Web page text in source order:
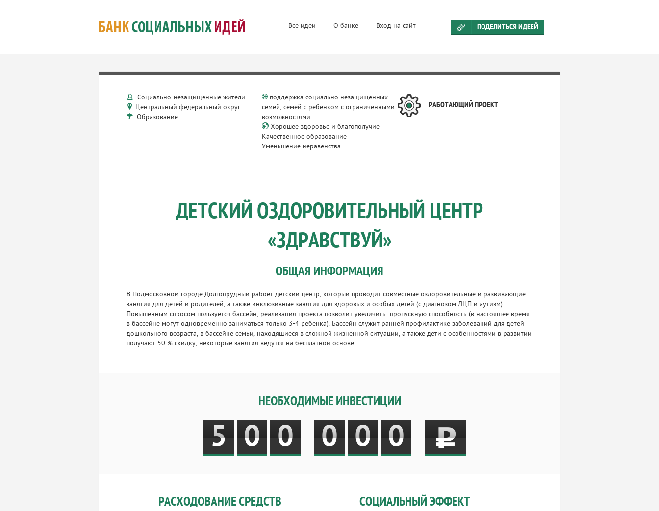
Все идеи О банке Вход на сайт ПОДЕЛИТЬСЯ ИДЕЕЙ
Социально-незащищенные жители
Центральный федеральный округ
Образование
поддержка социально незащищенных
семей, семей с ребенком с ограниченными
возможностями
Хорошее здоровье и благополучие
Качественное образование
Уменьшение неравенства
РАБОТАЮЩИЙ ПРОЕКТ
ДЕТСКИЙ ОЗДОРОВИТЕЛЬНЫЙ ЦЕНТР
«ЗДРАВСТВУЙ»
ОБЩАЯ ИНФОРМАЦИЯ
В Подмосковном городе Долгопрудный рабоет детский центр, который проводит совместные оздоровительные и развивающие
занятия для детей и родителей, а также инклюзивные занятия для здоровых и особых детей (с диагнозом ДЦП и аутизм).
Повышенным спросом пользуется бассейн, реализация проекта позволит увеличить пропускную способность (в настоящее время
в бассейне могут одновременно заниматься только 3-4 ребенка). Бассейн служит ранней профилактике заболеваний для детей
дошкольного возраста, в бассейне семьи, находящиеся в сложной жизненной ситуации, а также дети с особенностями в развитии
получают 50 % скидку, некоторые занятия ведутся на бесплатной основе.
НЕОБХОДИМЫЕ ИНВЕСТИЦИИ
5 0 0 0 0 0
РАСХОДОВАНИЕ СРЕДСТВ СОЦИАЛЬНЫЙ ЭФФЕКТ